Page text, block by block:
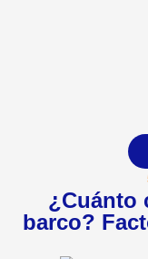
¿Cuánto
barco?